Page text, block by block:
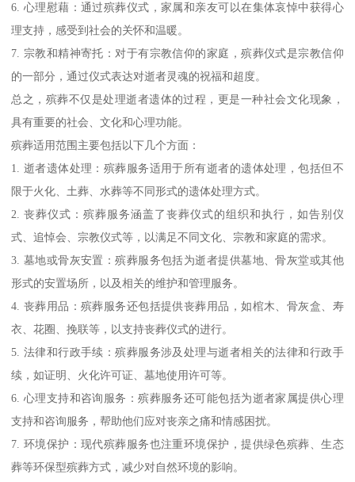
6. 心理慰藉：通过殡葬仪式，家属和亲友可以在集体哀悼中获得心
理支持，感受到社会的关怀和温暖。
7. 宗教和精神寄托：对于有宗教信仰的家庭，殡葬仪式是宗教信仰
的一部分，通过仪式表达对逝者灵魂的祝福和超度。
总之，殡葬不仅是处理逝者遗体的过程，更是一种社会文化现象，
具有重要的社会、文化和心理功能。
殡葬适用范围主要包括以下几个方面：
1. 逝者遗体处理：殡葬服务适用于所有逝者的遗体处理，包括但不
限于火化、土葬、水葬等不同形式的遗体处理方式。
2. 丧葬仪式：殡葬服务涵盖了丧葬仪式的组织和执行，如告别仪
式、追悼会、宗教仪式等，以满足不同文化、宗教和家庭的需求。
3. 墓地或骨灰安置：殡葬服务包括为逝者提供墓地、骨灰堂或其他
形式的安置场所，以及相关的维护和管理服务。
4. 丧葬用品：殡葬服务还包括提供丧葬用品，如棺木、骨灰盒、寿
衣、花圈、挽联等，以支持丧葬仪式的进行。
5. 法律和行政手续：殡葬服务涉及处理与逝者相关的法律和行政手
续，如证明、火化许可证、墓地使用许可等。
6. 心理支持和咨询服务：殡葬服务还可能包括为逝者家属提供心理
支持和咨询服务，帮助他们应对丧亲之痛和情感困扰。
7. 环境保护：现代殡葬服务也注重环境保护，提供绿色殡葬、生态
葬等环保型殡葬方式，减少对自然环境的影响。